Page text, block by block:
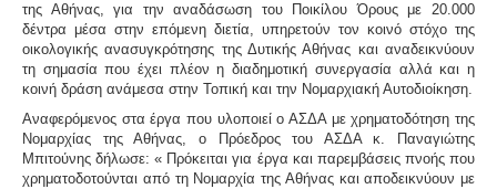
της Αθήνας, για την αναδάσωση του Ποικίλου Όρους με 20.000
δέντρα μέσα στην επόμενη διετία, υπηρετούν τον κοινό στόχο της
οικολογικής ανασυγκρότησης της Δυτικής Αθήνας και αναδεικνύουν
τη σημασία που έχει πλέον η διαδημοτική συνεργασία αλλά και η
κοινή δράση ανάμεσα στην Τοπική και την Νομαρχιακή Αυτοδιοίκηση.
Αναφερόμενος στα έργα που υλοποιεί ο ΑΣΔΑ με χρηματοδότηση της
Νομαρχίας της Αθήνας, ο Πρόεδρος του ΑΣΔΑκ. Παναγιώτης
Μπιτούνης δήλωσε: « Πρόκειται για έργα και παρεμβάσεις πνοής που
χρηματοδοτούνται από τη Νομαρχία της Αθήνας και αποδεικνύουν με